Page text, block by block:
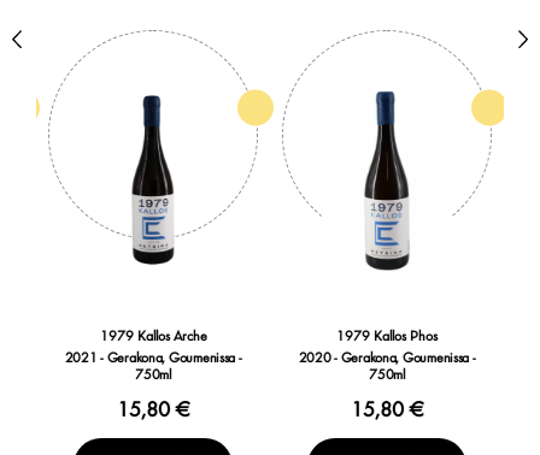
1979 Kallos Arche
2021 - Gerakona, Goumenissa -
750ml
15,80 €
1979 Kallos Phos
2020 - Gerakona, Goumenissa -
750ml
15,80 €